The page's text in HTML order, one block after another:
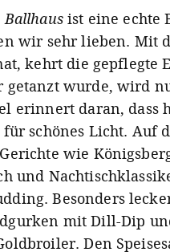
Ballhausist eine echte
wir sehr lieben. Mit
kehrt die gepflegte
getanzt wurde, wird
erinnert daran,
schönes Licht. Auf
wie
und
Besonders
mit Dill-Dip
Den